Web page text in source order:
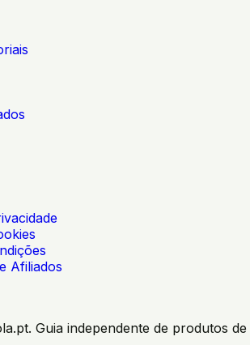
Afiliados
Guia independente de produtos de